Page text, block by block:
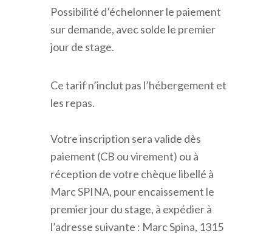
Possibilité d’échelonner le paiement
sur demande, avec solde le premier
jour de stage.
Ce tarif n’inclut pas l’hébergement et
les repas.
Votre inscription sera valide dès
paiement (CB ou virement) ou à
réception de votre chèque libellé à
Marc SPINA, pour encaissement le
premier jour du stage, à expédier à
l’adresse suivante : Marc Spina, 1315